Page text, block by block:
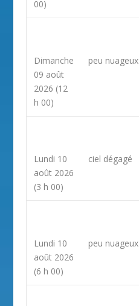
00)
Dimanche
09 août
2026 (12
h 00)
peu nuageux
Lundi 10
août 2026
(3 h 00)
ciel dégagé
Lundi 10
août 2026
(6 h 00)
peu nuageux